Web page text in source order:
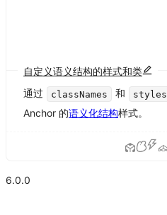
自定义语义结构的样式和类
通过
classNames 和 styles
Anchor 的语义化结构样式。
6.0.0